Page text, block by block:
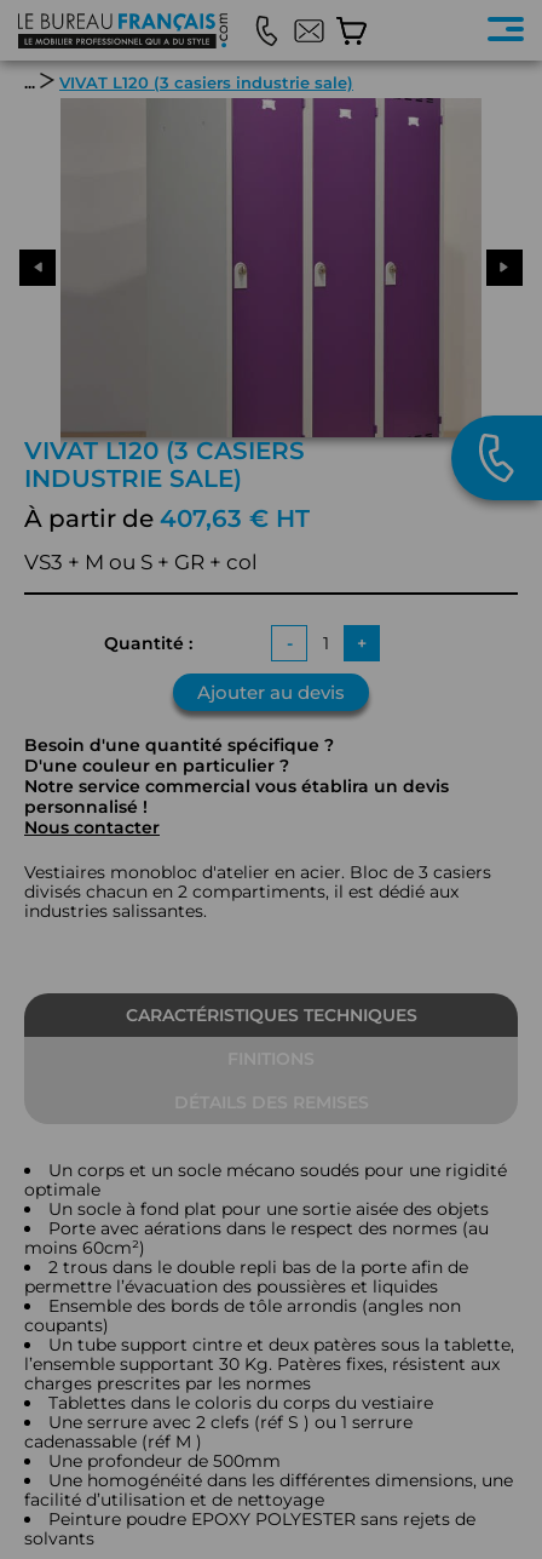
... VIVAT L120 (3 casiers industrie sale)
VIVAT L120 (3 CASIERS
INDUSTRIE SALE)
À partir de 407,63 € HT
VS3 + M ou S + GR + col
Quantité : - +
Ajouter au devis
Besoin d'une quantité spécifique ?
D'une couleur en particulier ?
Notre service commercial vous établira un devis
personnalisé !
Nous contacter
Vestiaires monobloc d'atelier en acier. Bloc de 3 casiers
divisés chacun en 2 compartiments, il est dédié aux
industries salissantes.
CARACTÉRISTIQUES TECHNIQUES
Un corps et un socle mécano soudés pour une rigidité
optimale
Un socle à fond plat pour une sortie aisée des objets
Porte avec aérations dans le respect des normes (au
moins 60cm²)
2 trous dans le double repli bas de la porte afin de
permettre l’évacuation des poussières et liquides
Ensemble des bords de tôle arrondis (angles non
coupants)
Un tube support cintre et deux patères sous la tablette,
l’ensemble supportant 30 Kg. Patères fixes, résistent aux
charges prescrites par les normes
Tablettes dans le coloris du corps du vestiaire
Une serrure avec 2 clefs (réf S ) ou 1 serrure
cadenassable (réf M )
Une profondeur de 500mm
Une homogénéité dans les différentes dimensions, une
facilité d’utilisation et de nettoyage
Peinture poudre EPOXY POLYESTER sans rejets de
solvants